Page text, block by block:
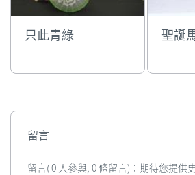
只此青綠 聖誕
留言
留言( 0 人參與, 0 條留言)：期待您提供